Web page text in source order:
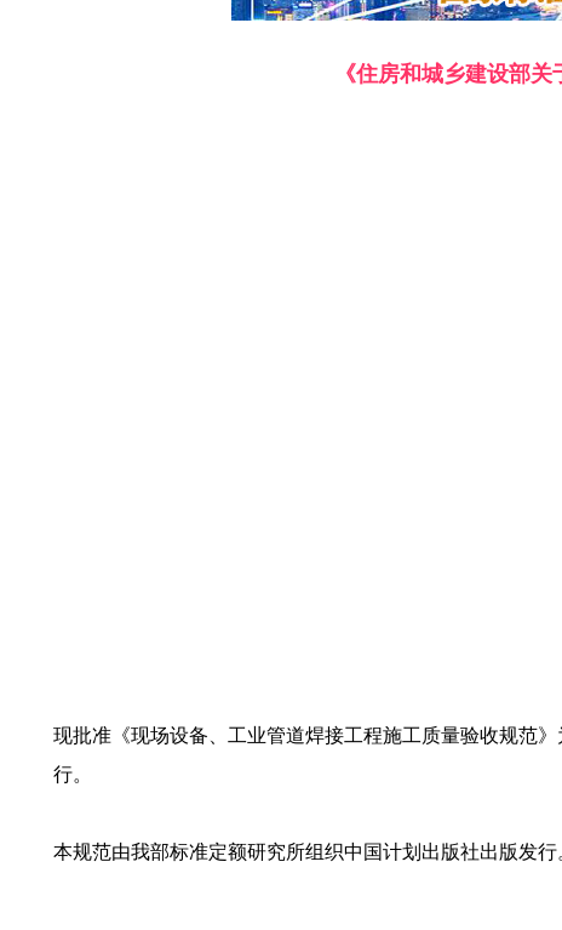
《住房和城乡建设部
现批准《现场设备、工业管道焊接工程施工质量验收规范
行。
本规范由我部标准定额研究所组织中国计划出版社出版发行